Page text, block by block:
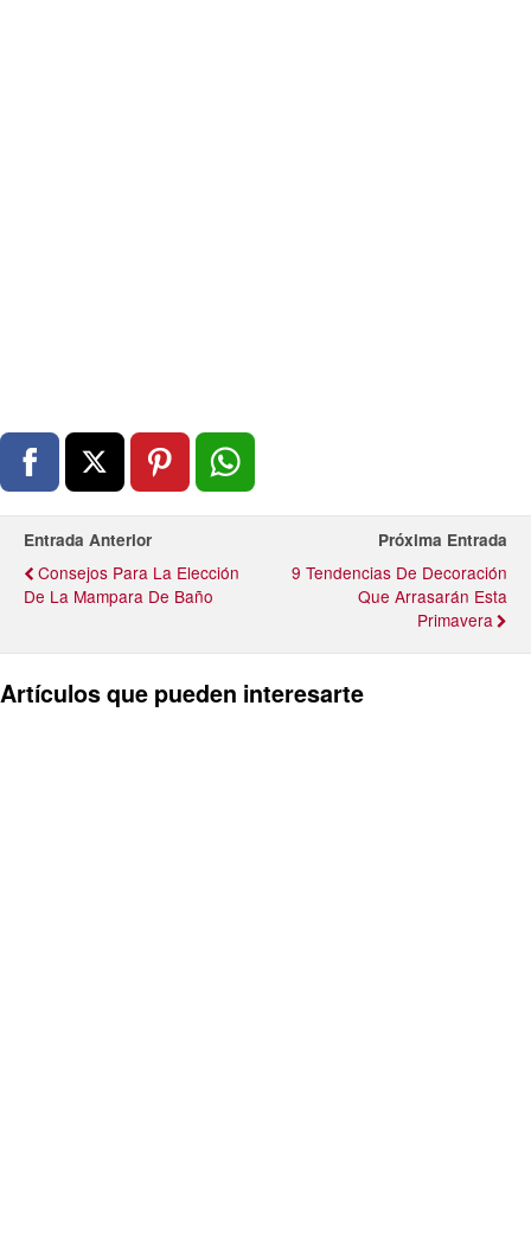
Entrada Anterior
Consejos Para La Elección
De La Mampara De Baño
Próxima Entrada
9 Tendencias De Decoración
Que Arrasarán Esta
Primavera
Artículos que pueden interesarte